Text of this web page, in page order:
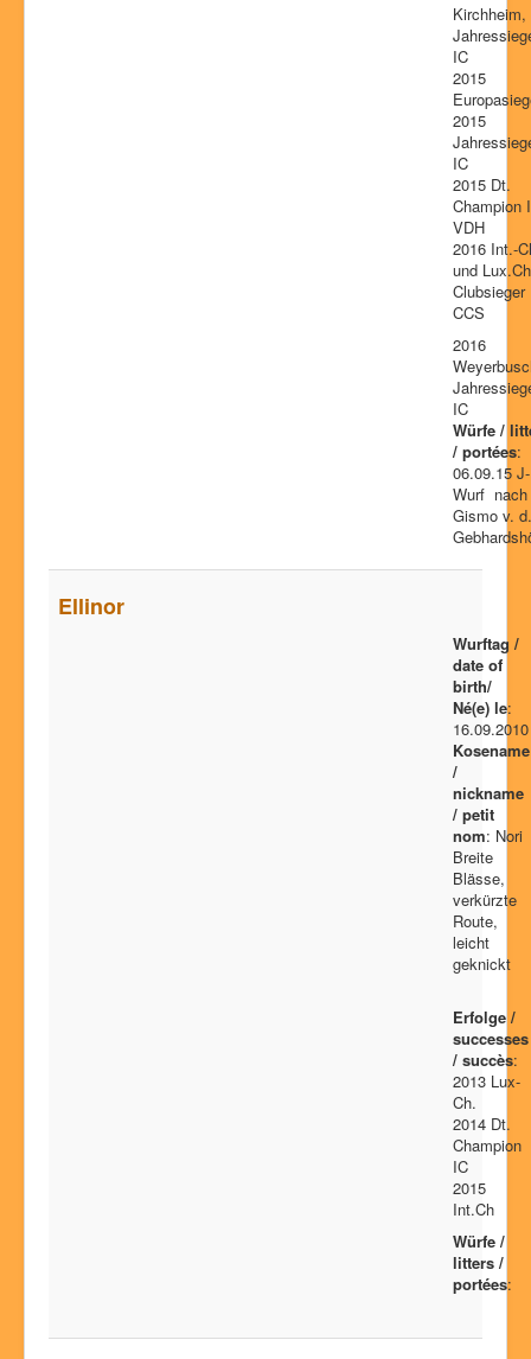
Kirchheim,
IC
2015
2015
IC
2015 Dt.
Champion
VDH
2016 Int.-
und
Clubsieger
CCS
2016
IC
Würfe /
/ portées:
06.09.15 J-
Wurf nach
Gismo v. d.
Ellinor
Wurftag /
date of
birth/
Né(e) le:
16.09.2010
Kosename
/
nickname
/ petit
nom: Nori
Breite
Blässe,
verkürzte
Route,
leicht
geknickt
Erfolge /
successes
/ succès:
2013 Lux-
Ch.
2014 Dt.
Champion
IC
2015
Int.Ch
Würfe /
litters /
portées: